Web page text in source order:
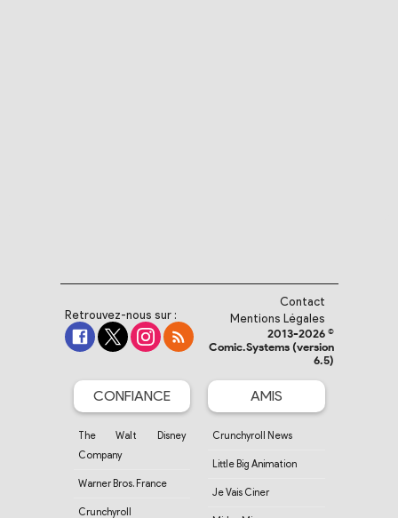
Retrouvez-nous sur :
Contact
Mentions Légales
2013-2026 ©
Comic.Systems (version
6.5)
CONFIANCE
The Walt Disney
Company
Warner Bros. France
Crunchyroll
AMIS
Crunchyroll News
Little Big Animation
Je Vais Ciner